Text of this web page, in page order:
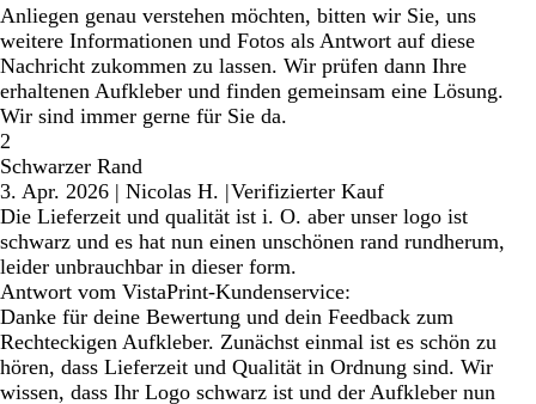
Anliegen genau verstehen möchten, bitten wir Sie, uns
weitere Informationen und Fotos als Antwort auf diese
Nachricht zukommen zu lassen. Wir prüfen dann Ihre
erhaltenen Aufkleber und finden gemeinsam eine Lösung.
Wir sind immer gerne für Sie da.
2
Schwarzer Rand
3. Apr. 2026 | Nicolas H. |Verifizierter Kauf
Die Lieferzeit und qualität ist i. O. aber unser logo ist
schwarz und es hat nun einen unschönen rand rundherum,
leider unbrauchbar in dieser form.
Antwort vom VistaPrint-Kundenservice:
Danke für deine Bewertung und dein Feedback zum
Rechteckigen Aufkleber. Zunächst einmal ist es schön zu
hören, dass Lieferzeit und Qualität in Ordnung sind. Wir
wissen, dass Ihr Logo schwarz ist und der Aufkleber nun